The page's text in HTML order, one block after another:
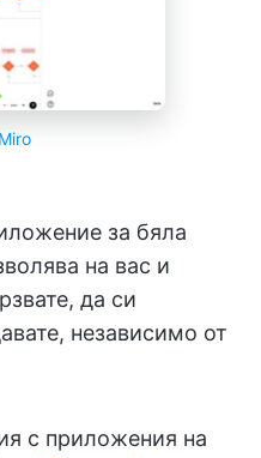
Miro
за бяла
на вас и
да си
независимо от
с приложения на